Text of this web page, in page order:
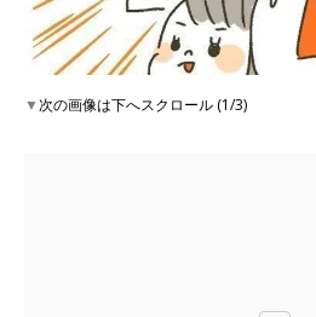
▼次の画像は下へスクロール (1/3)